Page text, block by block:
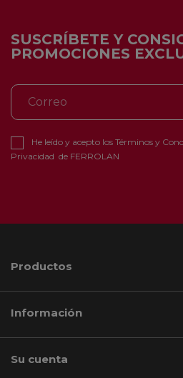
SUSCRÍBETE Y
PROMOCIONES
He leído y acepto los Términos y
Privacidad de FERROLAN
Productos
Información
Su cuenta